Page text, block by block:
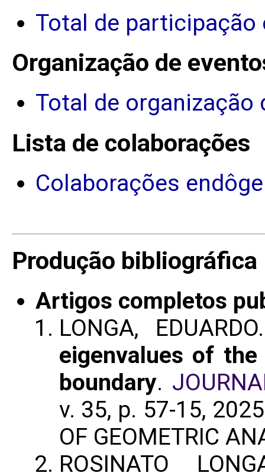
Total de participação
Organização de
Total de organização
Lista de colaborações
Colaborações
Produção bibliográfica
Artigos completos
LONGA,
eigenvalues of
boundary.
v. 35, p. 57-15,
OF GEOMETRIC
ROSINATO